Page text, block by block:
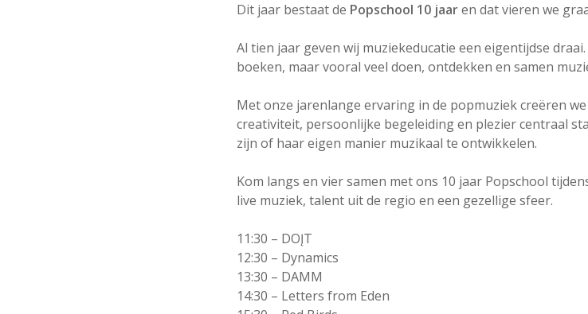
Dit jaar bestaat de Popschool 10 jaaren dat vieren we
Al tien jaar geven wij muziekeducatie een eigentijdse
boeken, maar vooral veel doen, ontdekken en samen
Met onze jarenlange ervaring in de popmuziek creëren
creativiteit, persoonlijke begeleiding en plezier centraal
zijn of haar eigen manier muzikaal te ontwikkelen.
Kom langs en vier samen met ons 10 jaar Popschool
live muziek, talent uit de regio en een gezellige sfeer.
11:30 – DOĮT
12:30 – Dynamics
13:30 – DAMM
14:30 – Letters from Eden